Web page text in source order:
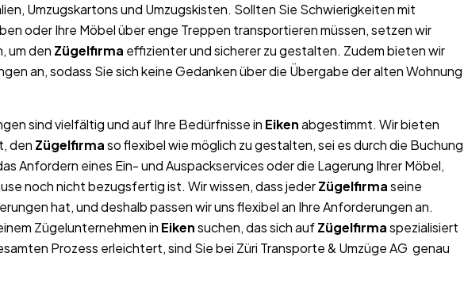
Umzugskartons und Umzugskisten. Sollten Sie Schwierigkeiten mit
oder Ihre Möbel über enge Treppen transportieren müssen, setzen wir
um den Zügelfirma effizienter und sicherer zu gestalten. Zudem bieten wir
an, sodass Sie sich keine Gedanken über die Übergabe der alten Wohnung
sind vielfältig und auf Ihre Bedürfnisse in Eikenabgestimmt. Wir bieten
den Zügelfirmaso flexibel wie möglich zu gestalten, sei es durch die Buchung
Anfordern eines Ein- und Auspackservices oder die Lagerung Ihrer Möbel,
noch nicht bezugsfertig ist. Wir wissen, dass jederZügelfirmaseine
hat, und deshalb passen wir uns flexibel an Ihre Anforderungen an.
Zügelunternehmen in Eikensuchen, das sich aufZügelfirmaspezialisiert
Prozess erleichtert, sind Sie bei Züri Transporte & Umzüge AG genau